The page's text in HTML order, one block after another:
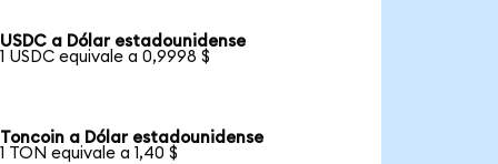
USDC a Dólar estadounidense
1 USDC equivale a 0,9998 $
Toncoin a Dólar estadounidense
1 TON equivale a 1,40 $